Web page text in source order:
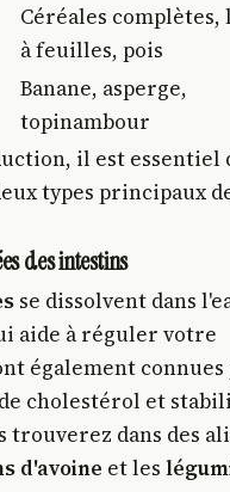
Céréales complètes,
à feuilles, pois
Banane, asperge,
topinambour
il est essentiel
types principaux
des intestins
se dissolvent dans
aide à réguler votre
également
cholestérol et
trouverez dans des
d'avoine et les